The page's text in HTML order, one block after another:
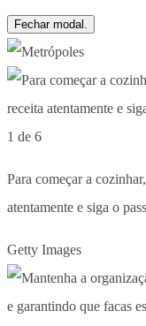
Fechar modal.
1 de 6
Para começar a
atentamente e siga o
Getty Images